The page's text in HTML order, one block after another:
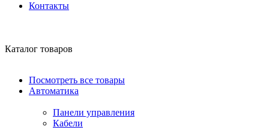
Контакты
Каталог товаров
Посмотреть все товары
Автоматика
Панели управления
Кабели